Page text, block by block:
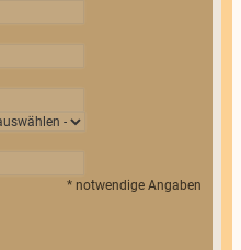
* notwendige Angaben